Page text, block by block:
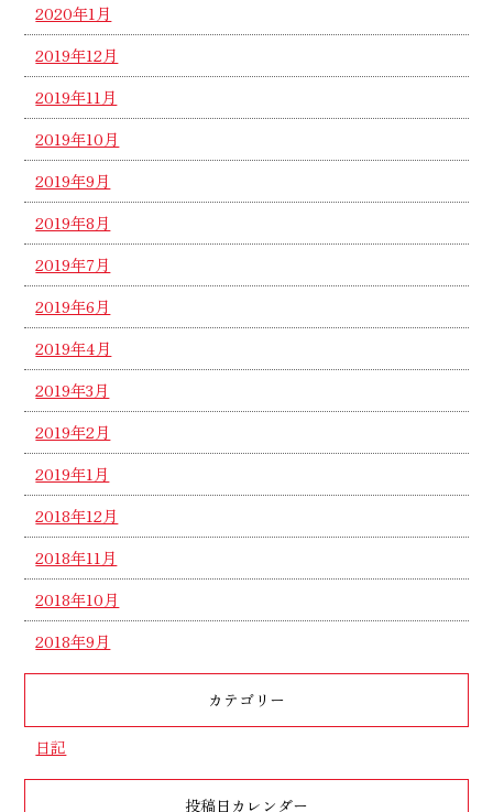
2020年1月
2019年12月
2019年11月
2019年10月
2019年9月
2019年8月
2019年7月
2019年6月
2019年4月
2019年3月
2019年2月
2019年1月
2018年12月
2018年11月
2018年10月
2018年9月
カテゴリー
日記
投稿日カレンダー